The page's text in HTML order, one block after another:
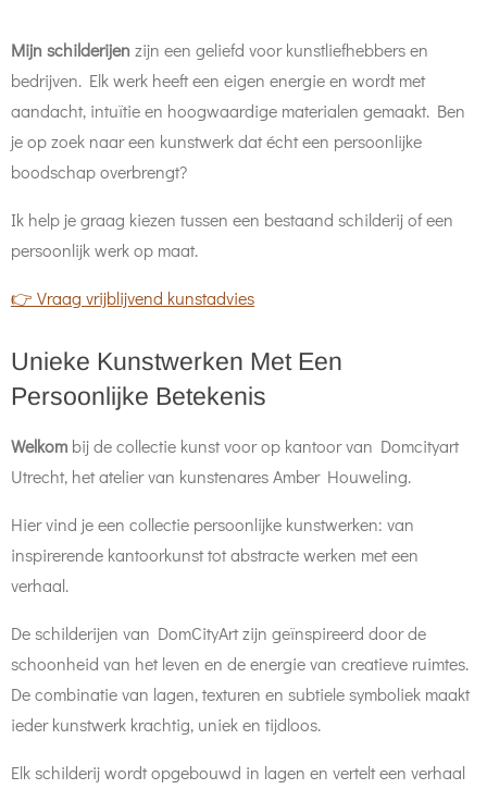
Mijn schilderijen zijn een geliefd voor kunstliefhebbers en
bedrijven. Elk werk heeft een eigen energie en wordt met
aandacht, intuïtie en hoogwaardige materialen gemaakt. Ben
je op zoek naar een kunstwerk dat écht een persoonlijke
boodschap overbrengt?
Ik help je graag kiezen tussen een bestaand schilderij of een
persoonlijk werk op maat.
👉 Vraag vrijblijvend kunstadvies
Unieke Kunstwerken Met Een
Persoonlijke Betekenis
Welkom bij de collectie kunst voor op kantoor van Domcityart
Utrecht, het atelier van kunstenares Amber Houweling.
Hier vind je een collectie persoonlijke kunstwerken: van
inspirerende kantoorkunst tot abstracte werken met een
verhaal.
De schilderijen van DomCityArt zijn geïnspireerd door de
schoonheid van het leven en de energie van creatieve ruimtes.
De combinatie van lagen, texturen en subtiele symboliek maakt
ieder kunstwerk krachtig, uniek en tijdloos.
Elk schilderij wordt opgebouwd in lagen en vertelt een verhaal